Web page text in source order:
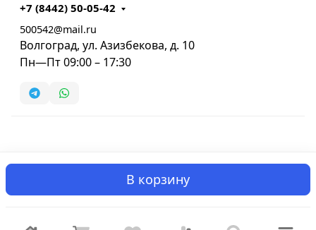
В корзину
+7 (8442) 50-05-42
500542@mail.ru
Волгоград, ул. Азизбекова, д. 10
Пн—Пт 09:00 – 17:30